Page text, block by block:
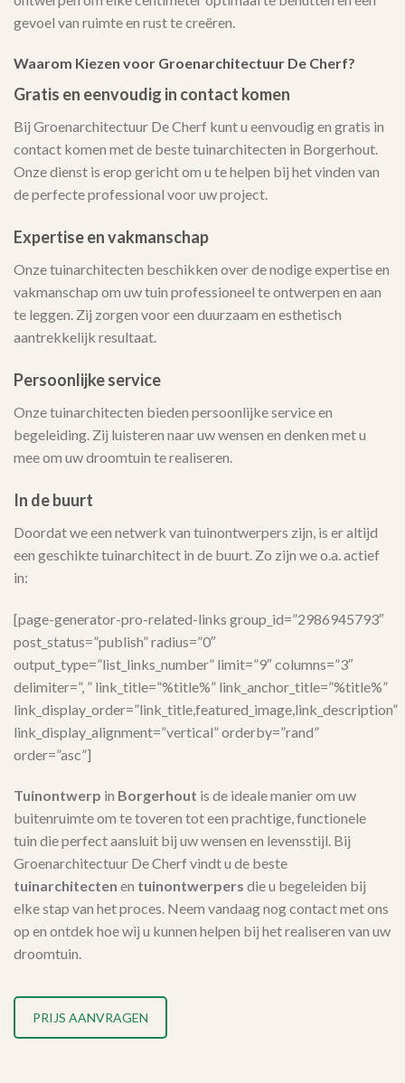
gevoel van ruimte en rust te creëren.
Waarom Kiezen voor Groenarchitectuur De Cherf?
Gratis en eenvoudig in contact komen
Bij Groenarchitectuur De Cherf kunt u eenvoudig en gratis in
contact komen met de beste tuinarchitecten in Borgerhout.
Onze dienst is erop gericht om u te helpen bij het vinden van
de perfecte professional voor uw project.
Expertise en vakmanschap
Onze tuinarchitecten beschikken over de nodige expertise en
vakmanschap om uw tuin professioneel te ontwerpen en aan
te leggen. Zij zorgen voor een duurzaam en esthetisch
aantrekkelijk resultaat.
Persoonlijke service
Onze tuinarchitecten bieden persoonlijke service en
begeleiding. Zij luisteren naar uw wensen en denken met u
mee om uw droomtuin te realiseren.
In de buurt
Doordat we een netwerk van tuinontwerpers zijn, is er altijd
een geschikte tuinarchitect in de buurt. Zo zijn we o.a. actief
in:
[page-generator-pro-related-links group_id=”2986945793″
post_status=”publish” radius=”0″
output_type=”list_links_number” limit=”9″ columns=”3″
delimiter=”, ” link_title=”%title%” link_anchor_title=”%title%”
link_display_order=”link_title,featured_image,link_description”
link_display_alignment=”vertical” orderby=”rand”
order=”asc”]
Tuinontwerp in Borgerhout is de ideale manier om uw
buitenruimte om te toveren tot een prachtige, functionele
tuin die perfect aansluit bij uw wensen en levensstijl. Bij
Groenarchitectuur De Cherf vindt u de beste
tuinarchitecten en tuinontwerpers die u begeleiden bij
elke stap van het proces. Neem vandaag nog contact met ons
op en ontdek hoe wij u kunnen helpen bij het realiseren van uw
droomtuin.
PRIJS AANVRAGEN